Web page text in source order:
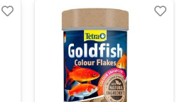
Dodaj
Uporedi